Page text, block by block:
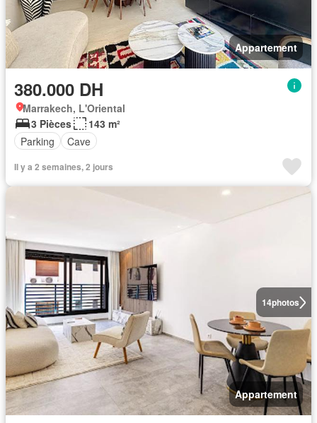
Appartement
380.000 DH
Marrakech, L'Oriental
3 Pièces
143 m²
Parking
Cave
Il y a 2 semaines, 2 jours
14photos
Appartement